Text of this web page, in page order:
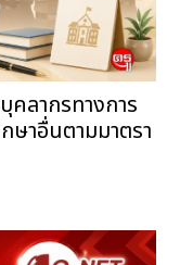
คลากรทางการ
ษาอื่นตามมาตรา